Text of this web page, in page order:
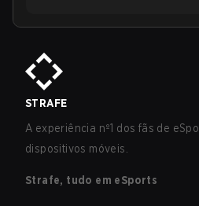
STRAFE
A experiência nº1 dos fãs de
dispositivos móveis.
Strafe, tudo em eSports